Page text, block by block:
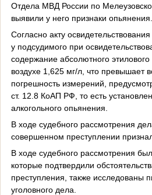
Отдела МВД России по
выявили у него признаки опьянения.
Согласно акту
у подсудимого при
содержание абсолютного
воздухе 1,625 мг/л, что превышает
погрешность измерений,
ст. 12.8 КоАП РФ, то есть
алкогольного опьянения.
В ходе судебного рассмотрения
совершенном преступлении
В ходе судебного рассмотрения
которые подтвердили
преступления, также исследованы
уголовного дела.